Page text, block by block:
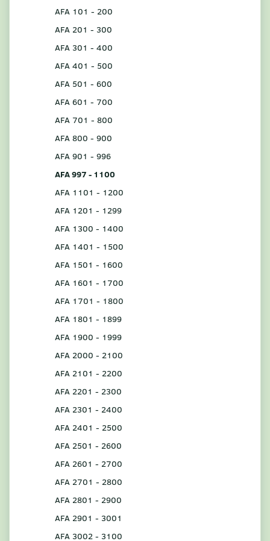
AFA 101 - 200
AFA 201 - 300
AFA 301 - 400
AFA 401 - 500
AFA 501 - 600
AFA 601 - 700
AFA 701 - 800
AFA 800 - 900
AFA 901 - 996
AFA 997 - 1100
AFA 1101 - 1200
AFA 1201 - 1299
AFA 1300 - 1400
AFA 1401 - 1500
AFA 1501 - 1600
AFA 1601 - 1700
AFA 1701 - 1800
AFA 1801 - 1899
AFA 1900 - 1999
AFA 2000 - 2100
AFA 2101 - 2200
AFA 2201 - 2300
AFA 2301 - 2400
AFA 2401 - 2500
AFA 2501 - 2600
AFA 2601 - 2700
AFA 2701 - 2800
AFA 2801 - 2900
AFA 2901 - 3001
AFA 3002 - 3100